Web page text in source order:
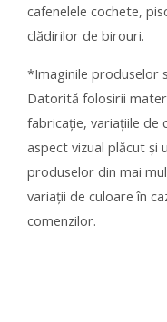
cafenelele cochete,
clădirilor de birouri.
*Imaginile produselor
Datorită folosirii
fabricaţie, variaţiile de
aspect vizual plăcut și
produselor din mai
variații de culoare în
comenzilor.